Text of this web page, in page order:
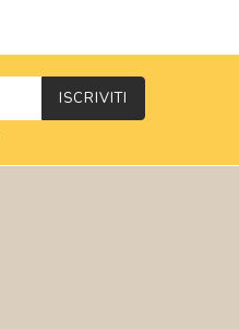
ISCRIVITI